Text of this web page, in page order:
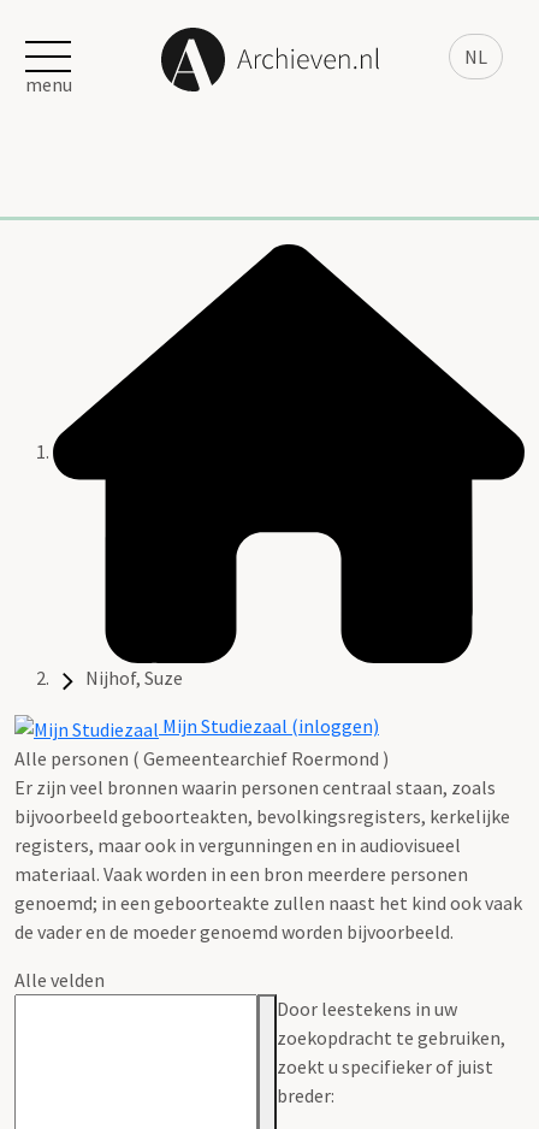
NL
menu
Nijhof, Suze
Mijn Studiezaal (inloggen)
Alle personen ( Gemeentearchief Roermond )
Er zijn veel bronnen waarin personen centraal staan, zoals
bijvoorbeeld geboorteakten, bevolkingsregisters, kerkelijke
registers, maar ook in vergunningen en in audiovisueel
materiaal. Vaak worden in een bron meerdere personen
genoemd; in een geboorteakte zullen naast het kind ook vaak
de vader en de moeder genoemd worden bijvoorbeeld.
Alle velden
Door leestekens in uw
zoekopdracht te gebruiken,
zoekt u specifieker of juist
breder: